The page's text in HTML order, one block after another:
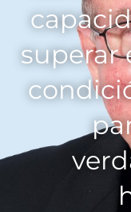
superar